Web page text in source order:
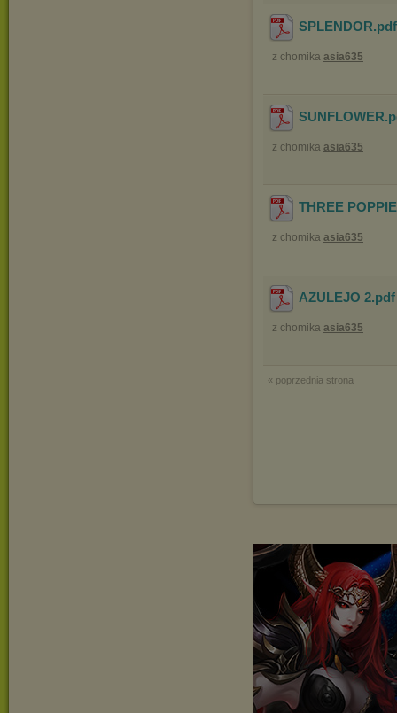
SPLENDOR
z chomika asia635
SUNFLOWER
z chomika asia635
THREE
z chomika asia635
AZULEJO 2
z chomika asia635
« poprzednia strona